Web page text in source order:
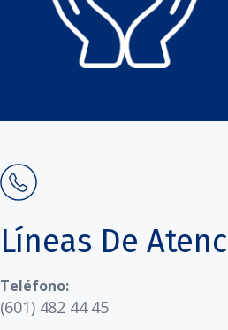
Líneas De
Teléfono:
(601) 482 44 45